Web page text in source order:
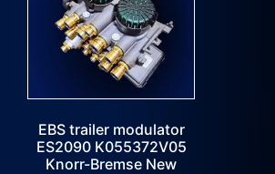
EBS trailer modulator
ES2090 K055372V05
Knorr-Bremse New